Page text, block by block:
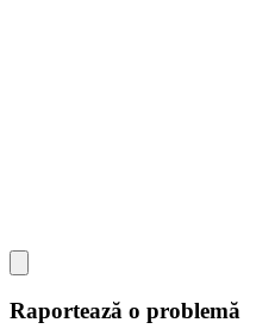
Raportează o problemă